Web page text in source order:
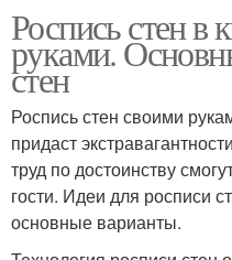
Роспись стен в
руками.
стен
Роспись стен своими
придаст
труд по достоинству
гости. Идеи для росписи
основные варианты.